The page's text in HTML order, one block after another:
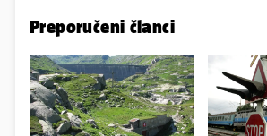
Preporučeni članci